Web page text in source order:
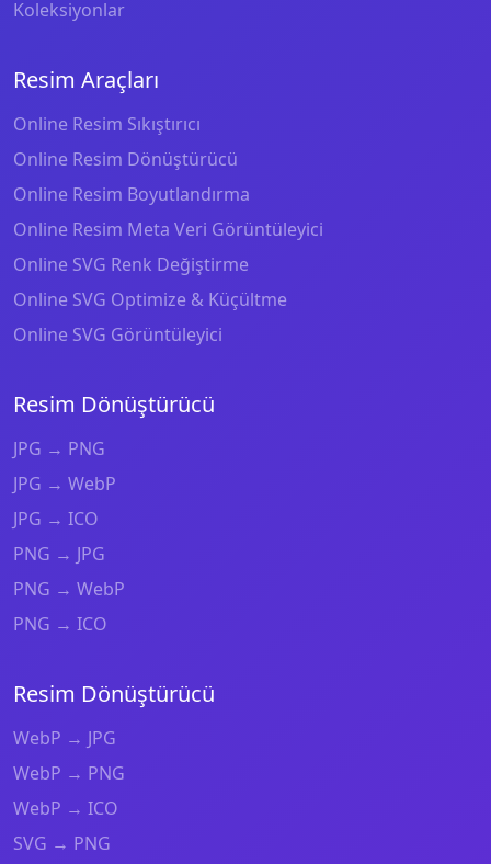
Koleksiyonlar
Resim Araçları
Online Resim Sıkıştırıcı
Online Resim Dönüştürücü
Online Resim Boyutlandırma
Online Resim Meta Veri Görüntüleyici
Online SVG Renk Değiştirme
Online SVG Optimize & Küçültme
Online SVG Görüntüleyici
Resim Dönüştürücü
JPG → PNG
JPG → WebP
JPG → ICO
PNG → JPG
PNG → WebP
PNG → ICO
Resim Dönüştürücü
WebP → JPG
WebP → PNG
WebP → ICO
SVG → PNG